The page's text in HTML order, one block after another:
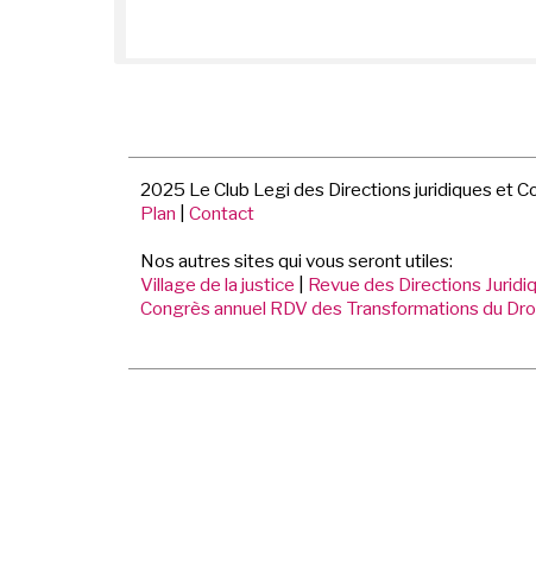
2025 Le Club Legi des Directions juridiques et
Plan
Contact
Nos autres sites qui vous seront utiles:
Village de la justice
Revue des Directions
Congrès annuel RDV des Transformations du